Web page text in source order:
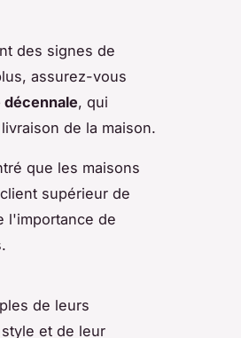
des signes de
assurez-vous
décennale, qui
de la maison.
que les maisons
supérieur de
l'importance de
de leurs
et de leur